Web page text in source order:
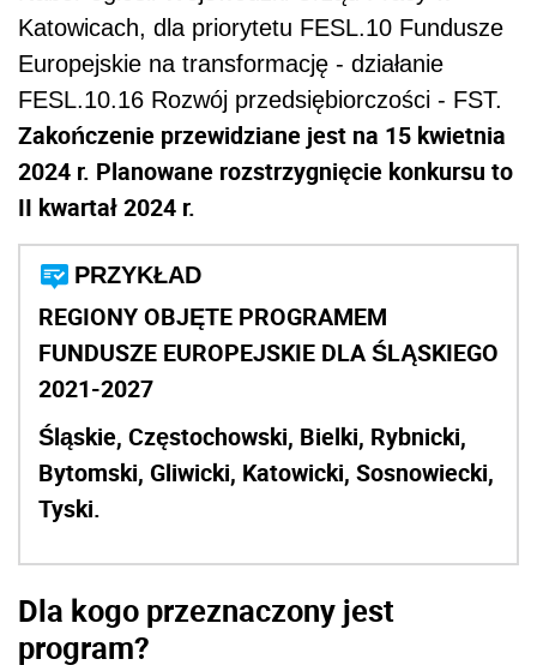
Katowicach, dla priorytetu FESL.10 Fundusze
Europejskie na transformację - działanie
FESL.10.16 Rozwój przedsiębiorczości - FST.
Zakończenie przewidziane jest na 15 kwietnia
2024 r. Planowane rozstrzygnięcie konkursu to
II kwartał 2024 r.
PRZYKŁAD
REGIONY OBJĘTE PROGRAMEM
FUNDUSZE EUROPEJSKIE DLA ŚLĄSKIEGO
2021-2027
Śląskie, Częstochowski, Bielki, Rybnicki,
Bytomski, Gliwicki, Katowicki, Sosnowiecki,
Tyski.
Dla kogo przeznaczony jest
program?